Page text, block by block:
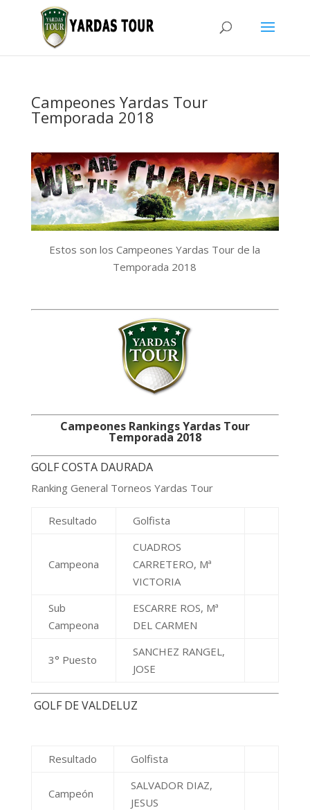
Campeones Yardas Tour
Temporada 2018
Estos son los Campeones Yardas Tour de la
Temporada 2018
Campeones Rankings Yardas Tour
Temporada 2018
GOLF COSTA DAURADA
Ranking General Torneos Yardas Tour
Resultado Golfista
Campeona
CUADROS
CARRETERO, Mª
VICTORIA
Sub
Campeona
ESCARRE ROS, Mª
DEL CARMEN
3° Puesto
SANCHEZ RANGEL,
JOSE
GOLF DE VALDELUZ
Resultado Golfista
Campeón
SALVADOR DIAZ,
JESUS